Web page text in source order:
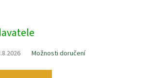
Možnosti doručení